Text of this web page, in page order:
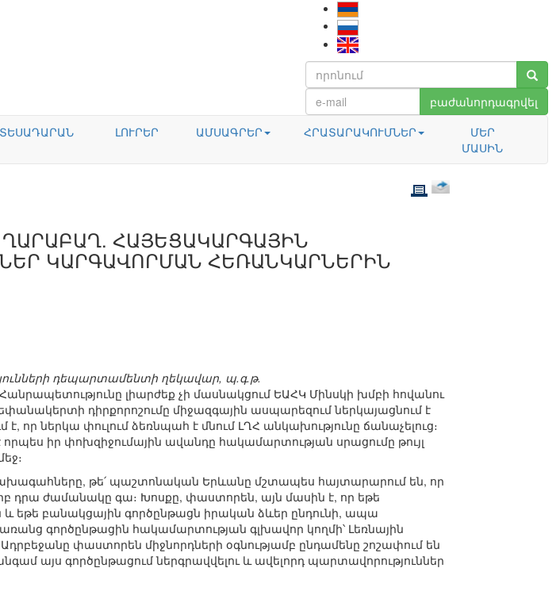
բաժանորդագրվել
ՏԵՍԱԴԱՐԱՆ ԼՈՒՐԵՐ ԱՄՍԱԳՐԵՐ ՀՐԱՏԱՐԱԿՈՒՄՆԵՐ
ՄԵՐ
ՄԱՍԻՆ
ՀԱՅԵՑԱԿԱՐԳԱՅԻՆ
ԿԱՐԳԱՎՈՐՄԱՆ ՀԵՌԱՆԿԱՐՆԵՐԻՆ
դեպարտամենտի ղեկավար, պ.գ.թ.
լիարժեք չի մասնակցում ԵԱՀԿ Մինսկի խմբի հովանու
դիրքորոշումը միջազգային ասպարեզում ներկայացնում է
ներկա փուլում ձեռնպահ է մնում ԼՂՀ անկախությունը ճանաչելուց։
իր փոխզիջումային ավանդը հակամարտության սրացումը թույլ
թե՛ պաշտոնական Երևանը մշտապես հայտարարում են, որ
դրա ժամանակը գա։ Խոսքը, փաստորեն, այն մասին է, որ եթե
և եթե բանակցային գործընթացն իրական ձևեր ընդունի, ապա
գործընթացին հակամարտության գլխավոր կողմի՝ Լեռնային
փաստորեն միջնորդների օգնությամբ ընդամենը շոշափում են
այս գործընթացում ներգրավվելու և ավելորդ պարտավորություններ